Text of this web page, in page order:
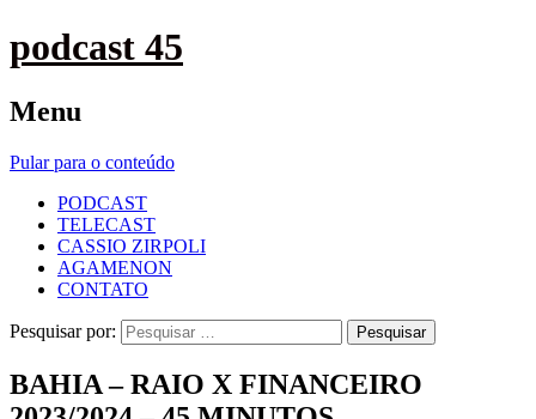
podcast 45
Menu
Pular para o conteúdo
PODCAST
TELECAST
CASSIO ZIRPOLI
AGAMENON
CONTATO
Pesquisar por:
BAHIA – RAIO X FINANCEIRO